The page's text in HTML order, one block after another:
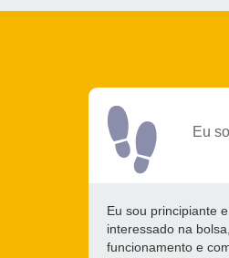
Eu
Eu sou principiante
interessado na
funcionamento e